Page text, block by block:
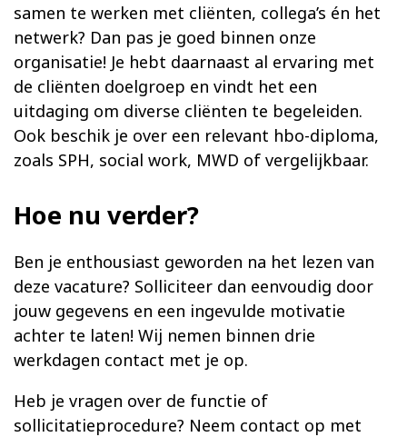
samen te werken met cliënten, collega’s én het
netwerk? Dan pas je goed binnen onze
organisatie! Je hebt daarnaast al ervaring met
de cliënten doelgroep en vindt het een
uitdaging om diverse cliënten te begeleiden.
Ook beschik je over een relevant hbo-diploma,
zoals SPH, social work, MWD of vergelijkbaar.
Hoe nu verder?
Ben je enthousiast geworden na het lezen van
deze vacature? Solliciteer dan eenvoudig door
jouw gegevens en een ingevulde motivatie
achter te laten! Wij nemen binnen drie
werkdagen contact met je op.
Heb je vragen over de functie of
sollicitatieprocedure? Neem contact op met